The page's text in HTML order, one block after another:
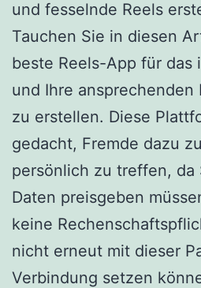
und fesselnde Reels
Tauchen Sie in diesen
beste Reels-App für das
und Ihre ansprechenden
zu erstellen. Diese
gedacht, Fremde dazu
persönlich zu treffen, da
Daten preisgeben
keine
nicht erneut mit dieser
Verbindung setzen